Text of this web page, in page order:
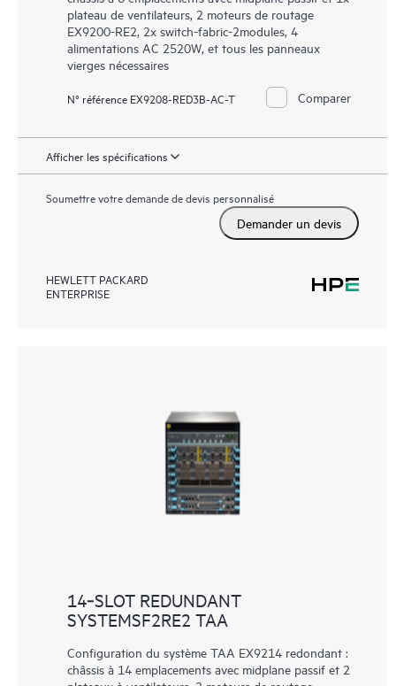
plateau de ventilateurs, 2 moteurs de routage
EX9200-RE2, 2x switch-fabric-2modules, 4
alimentations AC 2520W, et tous les panneaux
vierges nécessaires
N° référence EX9208-RED3B-AC-T Comparer
Afficher les spécifications
Soumettre votre demande de devis personnalisé
Demander un devis
HEWLETT PACKARD
ENTERPRISE
14‑SLOT REDUNDANT
SYSTEMSF2RE2 TAA
Configuration du système TAA EX9214 redondant :
châssis à 14 emplacements avec midplane passif et 2